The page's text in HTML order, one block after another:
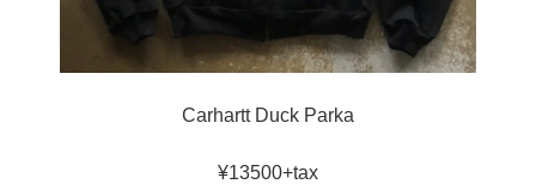
Carhartt Duck Parka
¥13500+tax